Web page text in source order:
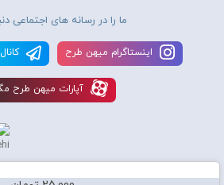
ما را در رسانه های اجتماعی
اينستاگرام ميهن طرح
آپارات ميهن طرح